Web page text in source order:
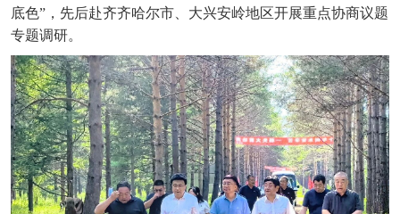
底色”，先后赴齐齐哈尔市、大兴安岭地区开展重点协商议题
专题调研。